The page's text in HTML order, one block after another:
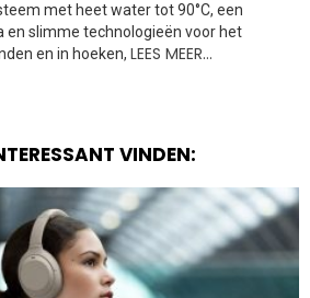
met heet water tot 90°C, een
en slimme technologieën voor het
en in hoeken, LEES MEER…
VINDEN: